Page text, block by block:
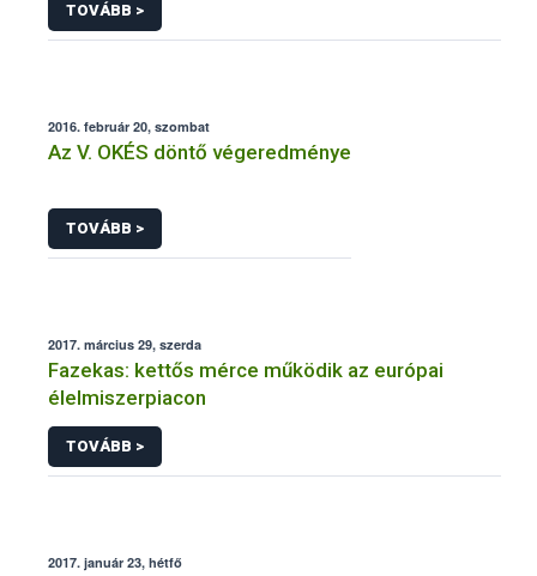
TOVÁBB >
2016. február 20, szombat
Az V. OKÉS döntő végeredménye
TOVÁBB >
2017. március 29, szerda
Fazekas: kettős mérce működik az európai
élelmiszerpiacon
TOVÁBB >
2017. január 23, hétfő